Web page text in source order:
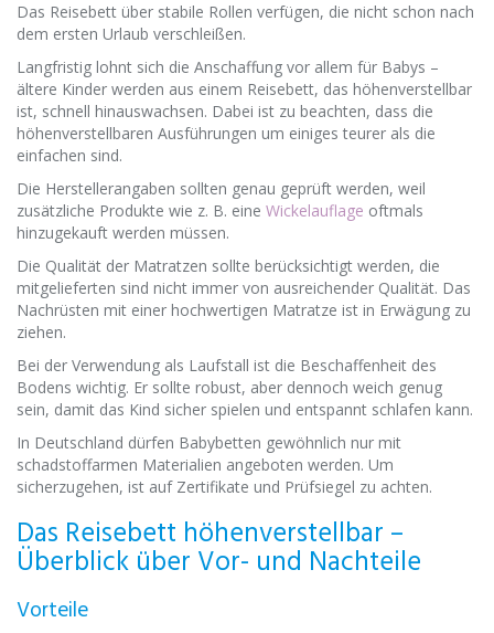
Das Reisebett über stabile Rollen verfügen, die nicht schon nach
dem ersten Urlaub verschleißen.
Langfristig lohnt sich die Anschaffung vor allem für Babys –
ältere Kinder werden aus einem Reisebett, das höhenverstellbar
ist, schnell hinauswachsen. Dabei ist zu beachten, dass die
höhenverstellbaren Ausführungen um einiges teurer als die
einfachen sind.
Die Herstellerangaben sollten genau geprüft werden, weil
zusätzliche Produkte wie z. B. eine Wickelauflage oftmals
hinzugekauft werden müssen.
Die Qualität der Matratzen sollte berücksichtigt werden, die
mitgelieferten sind nicht immer von ausreichender Qualität. Das
Nachrüsten mit einer hochwertigen Matratze ist in Erwägung zu
ziehen.
Bei der Verwendung als Laufstall ist die Beschaffenheit des
Bodens wichtig. Er sollte robust, aber dennoch weich genug
sein, damit das Kind sicher spielen und entspannt schlafen kann.
In Deutschland dürfen Babybetten gewöhnlich nur mit
schadstoffarmen Materialien angeboten werden. Um
sicherzugehen, ist auf Zertifikate und Prüfsiegel zu achten.
Das Reisebett höhenverstellbar –
Überblick über Vor- und Nachteile
Vorteile